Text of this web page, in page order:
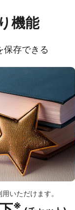
機能
保存できる
いただけます。
※